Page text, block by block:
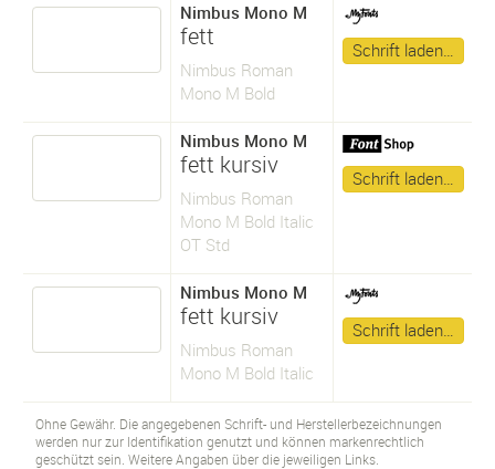
Nimbus Mono M
fett
Nimbus Roman
Mono M Bold
Schrift laden…
Nimbus Mono M
fett kursiv
Nimbus Roman
Mono M Bold Italic
OT Std
Schrift laden…
Nimbus Mono M
fett kursiv
Nimbus Roman
Mono M Bold Italic
Schrift laden…
Ohne Gewähr. Die angegebenen Schrift- und Herstellerbezeichnungen
werden nur zur Identifikation genutzt und können markenrechtlich
geschützt sein. Weitere Angaben über die jeweiligen Links.